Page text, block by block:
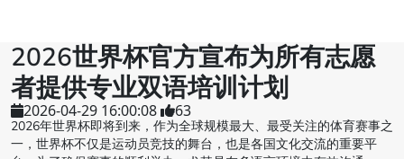
2026世界杯官方宣布为所有志愿
者提供专业双语培训计划
2026-04-29 16:00:08 63
2026年世界杯即将到来，作为全球规模最大、最受关注的体育赛事之
一，世界杯不仅是运动员竞技的舞台，也是各国文化交流的重要平